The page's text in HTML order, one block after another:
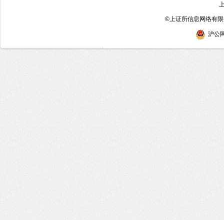
©上证所信息网络有
沪公